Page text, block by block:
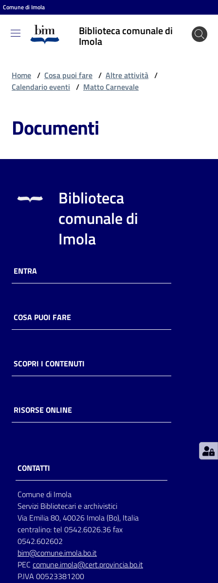
Vai al contenuto
Vai alla navigazione
Vai al footer
Comune di Imola
Biblioteca comunale di
Imola
Biblioteca
comunale
puoi
Risorse
online
Casa
Piani
storico
per
lettura
Seguici
su
Home / Cosa puoi fare / Altre attività /
Calendario eventi / Matto Carnevale
Documenti
Biblioteca
comunale di
Imola
ENTRA
COSA PUOI FARE
SCOPRI I CONTENUTI
RISORSE ONLINE
CONTATTI
Comune di Imola
Servizi Bibliotecari e archivistici
Via Emilia 80, 40026 Imola (Bo), Italia
centralino: tel 0542.6026.36 fax
0542.602602
bim@comune.imola.bo.it
PEC comune.imola@cert.provincia.bo.it
P.IVA 00523381200